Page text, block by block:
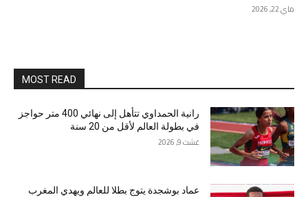
ماي 22, 2026
MOST READ
رانية الحمداوي تتأهل إلى نهائي 400 متر حواجز
في بطولة العالم لأقل من 20 سنة
غشت 9, 2026
عماد بوشجدة يتوج بطلا للعالم ويهدي المغرب